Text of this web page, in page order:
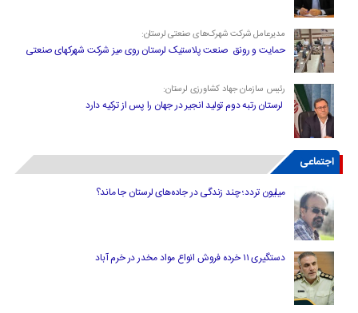
مدیرعامل شرکت شهرک‌های صنعتی لرستان:
حمایت و رونق صنعت پلاستیک لرستان روی میز شرکت شهرکهای صنعتی
رئیس سازمان جهاد کشاورزی لرستان:
لرستان رتبه دوم تولید انجیر در جهان را پس از ترکیه دارد
اجتماعی
میلیون تردد؛ چند زندگی در جاده‌های لرستان جا ماند؟
دستگیری ۱۱ خرده فروش انواع مواد مخدر در خرم آباد